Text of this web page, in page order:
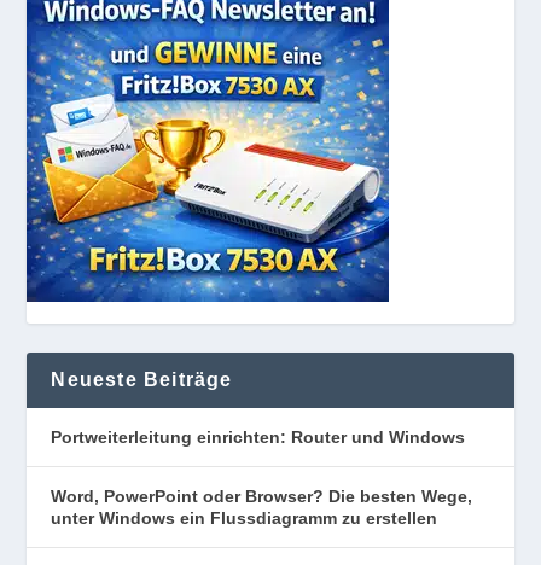
Neueste Beiträge
Portweiterleitung einrichten: Router und Windows
Word, PowerPoint oder Browser? Die besten Wege,
unter Windows ein Flussdiagramm zu erstellen